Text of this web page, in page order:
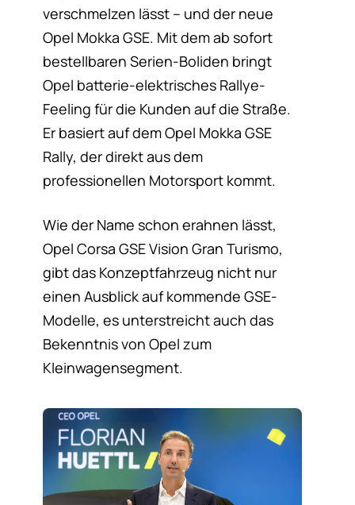
verschmelzen lässt – und der neue
Opel Mokka GSE. Mit dem ab sofort
bestellbaren Serien-Boliden bringt
Opel batterie-elektrisches Rallye-
Feeling für die Kunden auf die Straße.
Er basiert auf dem Opel Mokka GSE
Rally, der direkt aus dem
professionellen Motorsport kommt.
Wie der Name schon erahnen lässt,
Opel Corsa GSE Vision Gran Turismo,
gibt das Konzeptfahrzeug nicht nur
einen Ausblick auf kommende GSE-
Modelle, es unterstreicht auch das
Bekenntnis von Opel zum
Kleinwagensegment.